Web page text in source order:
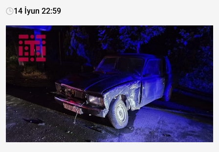
14 İyun 22:59